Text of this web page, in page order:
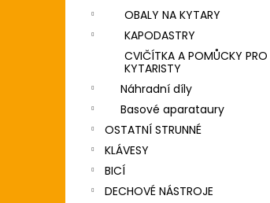
OBALY NA KYTARY
KAPODASTRY
CVIČÍTKA A POMŮCKY PRO
KYTARISTY
Náhradní díly
Basové aparataury
OSTATNÍ STRUNNÉ
KLÁVESY
BICÍ
DECHOVÉ NÁSTROJE